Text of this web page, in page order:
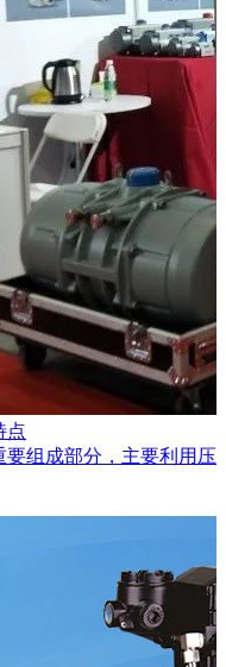
点
组成部分，主要利用压